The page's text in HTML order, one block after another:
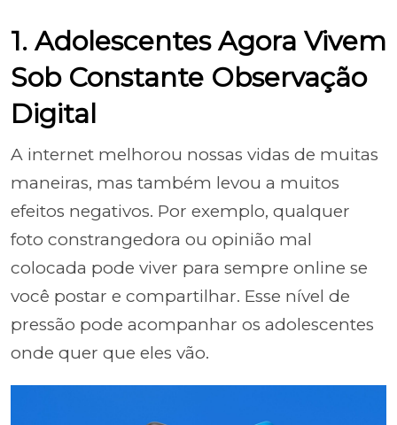
1. Adolescentes Agora Vivem
Sob Constante Observação
Digital
A internet melhorou nossas vidas de muitas
maneiras, mas também levou a muitos
efeitos negativos. Por exemplo, qualquer
foto constrangedora ou opinião mal
colocada pode viver para sempre online se
você postar e compartilhar. Esse nível de
pressão pode acompanhar os adolescentes
onde quer que eles vão.